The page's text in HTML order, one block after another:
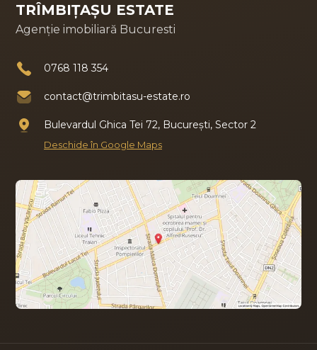
TRÎMBIȚAȘU ESTATE
Agenție imobiliară Bucuresti
0768 118 354
contact@trimbitasu-estate.ro
Bulevardul Ghica Tei 72, București, Sector 2
Deschide în Google Maps